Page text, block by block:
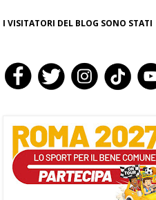
I VISITATORI DEL BLOG SONO STATI